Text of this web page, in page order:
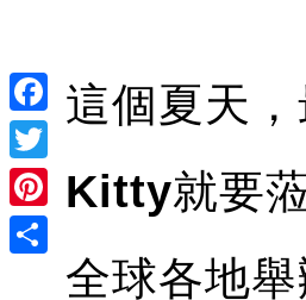
Facebook
Twitter
Pinterest
這個夏天
Kitty就要
全球各地舉